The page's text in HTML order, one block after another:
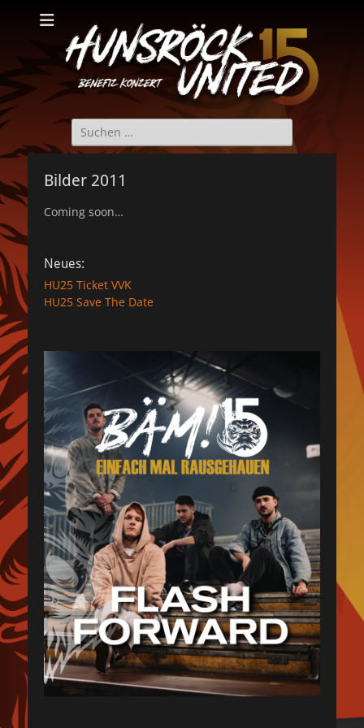
Hunsröck United
Hunsröck United 2025
Suche
nach:
Bilder 2011
Coming soon…
Neues:
HU25 Ticket VVK
HU25 Save The Date